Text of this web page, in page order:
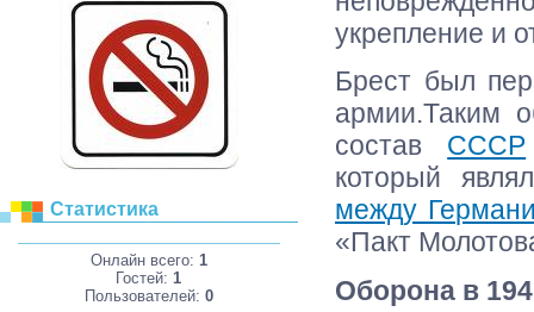
Статистика
Онлайн всего: 1
Гостей:1
Пользователей: 0
укрепление и
Брест был
армии.Таким
состав СССР
который
между
«Пакт
Оборона в